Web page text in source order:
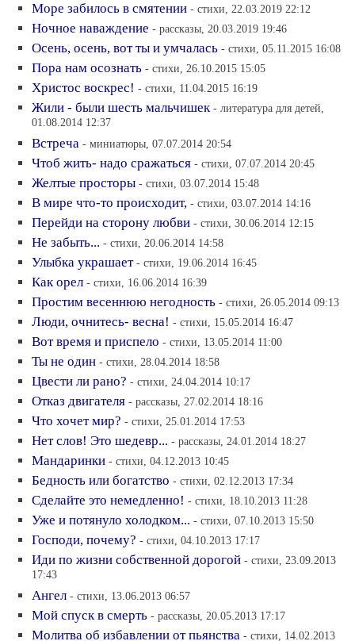
Море забилось в смятении - стихи, 22.03.2019 22:12
Ночное наваждение - рассказы, 20.03.2019 19:46
Осень, осень, вот ты и умчалась - стихи, 05.11.2015 16:08
Пора нам осознать - стихи, 26.10.2015 15:05
Христос воскрес! - стихи, 11.04.2015 16:19
Жили - были шесть мальчишек - литература для детей,
01.08.2014 12:37
Встреча - миниатюры, 07.07.2014 20:54
Чтоб жить- надо сражаться - стихи, 07.07.2014 20:45
Желтые просторы - стихи, 03.07.2014 15:48
В мире что-то происходит, - стихи, 03.07.2014 14:16
Перейди на сторону любви - стихи, 30.06.2014 12:15
Не забыть... - стихи, 20.06.2014 14:58
Улыбка украшает - стихи, 19.06.2014 16:45
Как орел - стихи, 16.06.2014 16:39
Простим весеннюю негодность - стихи, 26.05.2014 09:13
Люди, очнитесь- весна! - стихи, 15.05.2014 16:47
Вот время и приспело - стихи, 13.05.2014 11:00
Ты не один - стихи, 28.04.2014 18:58
Цвести ли рано? - стихи, 24.04.2014 10:17
Отказ двигателя - рассказы, 27.02.2014 18:16
Что хочет мир? - стихи, 25.01.2014 17:53
Нет слов! Это шедевр... - рассказы, 24.01.2014 18:27
Мандаринки - стихи, 04.12.2013 10:45
Бедность или богатство - стихи, 02.12.2013 17:34
Сделайте это немедленно! - стихи, 18.10.2013 11:28
Уже и потянуло холодком... - стихи, 07.10.2013 15:50
Господи, почему? - стихи, 04.10.2013 17:17
Иди по жизни собственной дорогой - стихи, 23.09.2013
17:43
Ангел - стихи, 13.06.2013 06:57
Мой спуск в смерть - рассказы, 20.05.2013 17:17
Молитва об избавлении от пьянства - стихи, 14.02.2013